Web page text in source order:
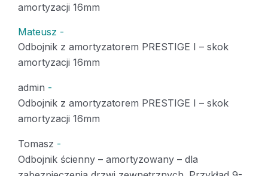
amortyzacji 16mm
Mateusz -
Odbojnik z amortyzatorem PRESTIGE I – skok
amortyzacji 16mm
admin -
Odbojnik z amortyzatorem PRESTIGE I – skok
amortyzacji 16mm
Tomasz -
Odbojnik ścienny – amortyzowany – dla